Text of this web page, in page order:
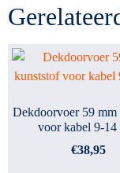
Dekdoorvoer 59 mm
voor kabel 9-14
€38,95